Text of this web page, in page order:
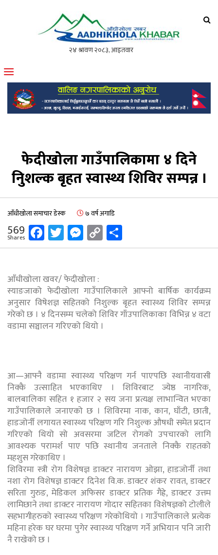
मोफसलकै लोकप्रिय अनलाइन पत्रिका
फेदीखोला गाउँपालिकामा ४ दिने
निुशल्क बृहत स्वास्थ्य शिविर सम्पन्न ।
आँधीखोला समाचार डेस्क ७ वर्ष अगाडि
569
Shares Facebook
Twitter
Messenger
Copy
Link
आँधीखोला खवर/ फेदीखोला :
स्याङजाको फेदीखोला गाउँपालिकाले आफ्नो बार्षिक कार्यक्रम
अनुसार विषेशज्ञ सहितको निशुल्क बृहत स्वास्थ्य शिविर सम्पन्न
गरेको छ । ४ दिनसम्म चलेको शिविर गाँउपालिकाका विभिन्न ४ वटा
वडामा सञ्चालन गरिएको थियो ।
आ—आफ्नै वडामा स्वास्थ्य परिक्षण गर्न पाएपछि स्थानीयवासी
निक्कै उत्साहित भएकाथिए । शिविरबाट ज्येष्ठ नागरिक,
बालबालिका सहित १ हजार २ सय जना प्रत्यक्ष लाभान्वित भएका
गाउँपालिकाले जनाएको छ । शिविरमा नाक, कान, घाँटी, छाती,
हाडजोर्नी लगायत स्वास्थ्य परिक्षण गरि निशुल्क औषधी समेत प्रदान
गरिएको थियो सो अवसरमा जटिल रोगको उपचारको लागि
आवश्यक परामर्श पाए पछि स्थानीय जनताले निक्कै राहतको
महशुस गरेकाथिए ।
शिविरमा स्त्री रोग विशेषज्ञ डाक्टर नारायण ओझा, हाडजोर्नी तथा
नशा रोग विशेषज्ञ डाक्टर दिनेश वि.क. डाक्टर शंकर रावत, डाक्टर
सरिता गुरुङ, मेडिकल अफिसर डाक्टर प्रतिक गैह्रे, डाक्टर उत्तम
लामिछाने तथा डाक्टर नारायण गोदार सहितका विशेषज्ञको टोलीले
सहभागीहरुको स्वास्थ्य परिक्षण गरेकोथियो । गाउँपालिकाले प्रत्येक
महिना हरेक घर घरमा पुगेर स्वास्थ्य परिक्षण गर्ने अभियान पनि जारी
नै राखेको छ ।